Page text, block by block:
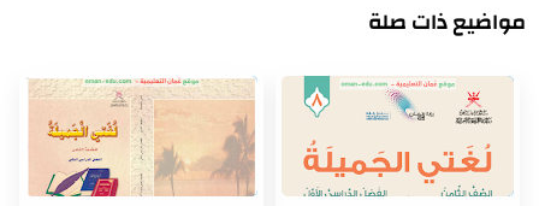
مواضيع ذات صلة